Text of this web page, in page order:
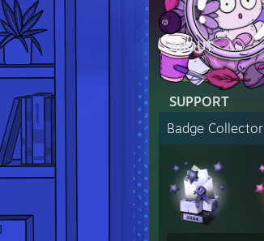
ABOUT
SUPPORT
Badge Collector